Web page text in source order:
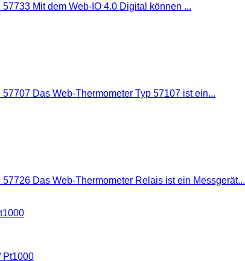
Mit dem Web-IO 4.0 Digital können ...
Das Web-Thermometer Typ 57107 ist ein...
Das Web-Thermometer Relais ist ein Messgerät...